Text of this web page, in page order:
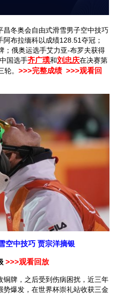
冬奥会自由式滑雪男子空中技巧
布拉缅科以成绩128.51夺冠；
；俄奥运选手艾力亚-布罗夫获得
国选手齐广璞和刘忠庆在决赛第
轮。>>>完整成绩>>>观看回
空中技巧 贾宗洋摘银
>>>观看回放
铜牌，之后受到伤病困扰，近三年
爆发，在世界杯崇礼站收获三金